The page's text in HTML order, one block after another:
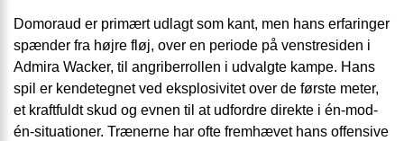
Domoraud er primært udlagt som kant, men hans erfaringer
spænder fra højre fløj, over en periode på venstresiden i
Admira Wacker, til angriberrollen i udvalgte kampe. Hans
spil er kendetegnet ved eksplosivitet over de første meter,
et kraftfuldt skud og evnen til at udfordre direkte i én-mod-
én-situationer. Trænerne har ofte fremhævet hans offensive